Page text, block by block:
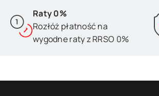
Raty 0%
Rozłóż płatność na
wygodne raty z RRSO 0%